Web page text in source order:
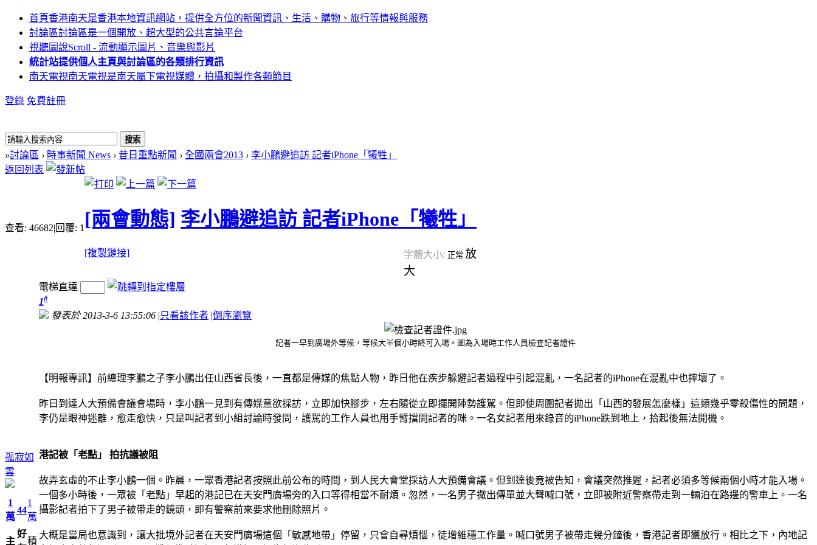
首頁香港南天是香港本地資訊網站，提供全方位的新聞資訊、生活、購物、旅行等情報與服務
討論區討論區是一個開放、超大型的公共言論平台
視聽圖說Scroll - 流動顯示圖片、音樂與影片
統計站提供個人主頁與討論區的各類排行資訊
南天電視南天電視是南天屬下電視媒體，拍攝和製作各類節目
登錄 免費註冊
搜索
»討論區 › 時事新聞 News › 昔日重點新聞 › 全國兩會2013 › 李小鵬避追訪 記者iPhone「犧牲」
返回列表
查看: 46682|回覆: 1 [兩會動態] 李小鵬避追訪 記者iPhone「犧牲」
[複製鏈接] 字體大小: 正常 放
大
孤寂如
雲
1
萬
主
44
好
1
萬
積
電梯直達
1#
發表於 2013-3-6 13:55:06 |只看該作者 |倒序瀏覽
記者一早到廣場外等候，等候大半個小時終可入場。圖為入場時工作人員檢查記者證件
【明報專訊】前總理李鵬之子李小鵬出任山西省長後，一直都是傳媒的焦點人物，昨日他在疾步躲避記者過程中引起混亂，一名記者的iPhone在混亂中也摔壞了。
昨日到達人大預備會議會場時，李小鵬一見到有傳媒意欲採訪，立即加快腳步，左右隨從立即擺開陣勢護駕。但即使周圍記者拋出「山西的發展怎麼樣」這類幾乎零殺傷性的問題，
李仍是眼神迷離，愈走愈快，只是叫記者到小組討論時發問，護駕的工作人員也用手臂擋開記者的咪。一名女記者用來錄音的iPhone跌到地上，拾起後無法開機。
港記被「老點」 拍抗議被阻
故弄玄虛的不止李小鵬一個。昨晨，一眾香港記者按照此前公布的時間，到人民大會堂採訪人大預備會議。但到達後竟被告知，會議突然推遲，記者必須多等候兩個小時才能入場。
一個多小時後，一眾被「老點」早起的港記已在天安門廣場旁的入口等得相當不耐煩。忽然，一名男子撒出傳單並大聲喊口號，立即被附近警察帶走到一輛泊在路邊的警車上。一名
攝影記者拍下了男子被帶走的鏡頭，即有警察前來要求他刪除照片。
大概是當局也意識到，讓大批境外記者在天安門廣場這個「敏感地帶」停留，只會自尋煩惱，徒增維穩工作量。喊口號男子被帶走幾分鐘後，香港記者即獲放行。相比之下，內地記